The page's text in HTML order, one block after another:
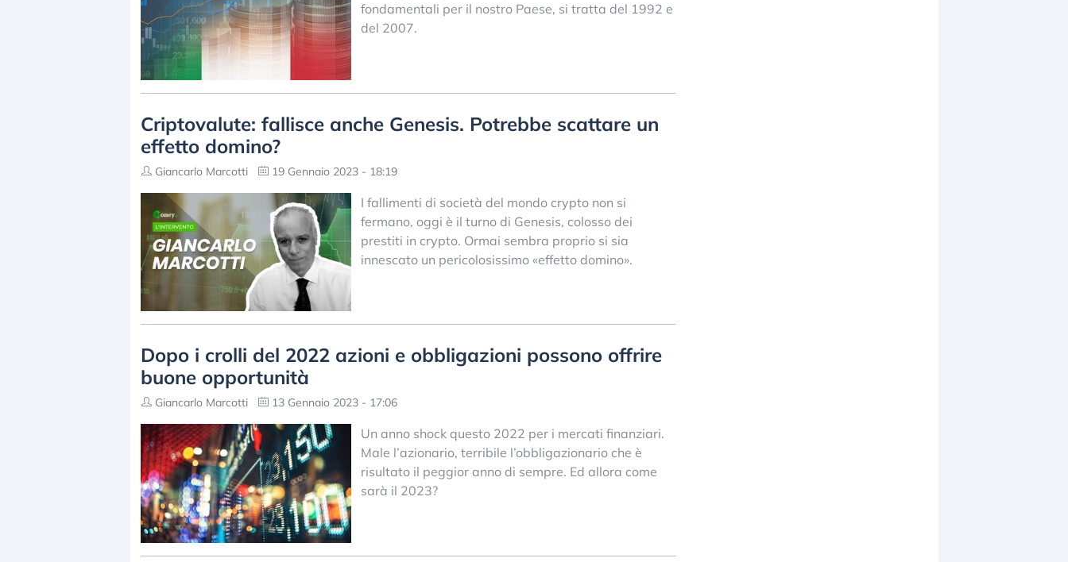
fondamentali per il nostro Paese, si tratta del 1992 e
del 2007.
Criptovalute: fallisce anche Genesis. Potrebbe scattare un
effetto domino?
Giancarlo Marcotti 19 Gennaio 2023 - 18:19
I fallimenti di società del mondo crypto non si
fermano, oggi è il turno di Genesis, colosso dei
prestiti in crypto. Ormai sembra proprio si sia
innescato un pericolosissimo «effetto domino».
Dopo i crolli del 2022 azioni e obbligazioni possono offrire
buone opportunità
Giancarlo Marcotti 13 Gennaio 2023 - 17:06
Un anno shock questo 2022 per i mercati finanziari.
Male l’azionario, terribile l’obbligazionario che è
risultato il peggior anno di sempre. Ed allora come
sarà il 2023?